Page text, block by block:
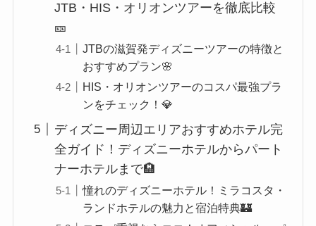
JTB・HIS・オリオンツアーを徹底比較
🎫
JTBの滋賀発ディズニーツアーの特徴と
おすすめプラン🌸
HIS・オリオンツアーのコスパ最強プラ
ンをチェック！💎
ディズニー周辺エリアおすすめホテル完
全ガイド！ディズニーホテルからパート
ナーホテルまで🏨
憧れのディズニーホテル！ミラコスタ・
ランドホテルの魅力と宿泊特典🏰